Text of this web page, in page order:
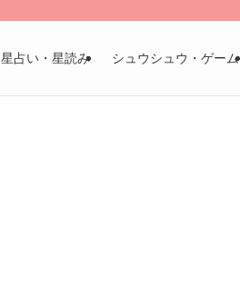
星占い・星読み シュウシュウ・ゲーム